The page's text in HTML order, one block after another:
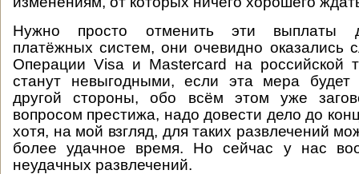
Нужно просто отменить эти выплаты
платёжных систем, они очевидно оказались
Операции Visa и Мastercard на российской
станут невыгодными, если эта мера
другой стороны, обо всём этом уже
вопросом престижа, надо довести дело до
хотя, на мой взгляд, для таких развлечений
более удачное время. Но сейчас у нас
неудачных развлечений.